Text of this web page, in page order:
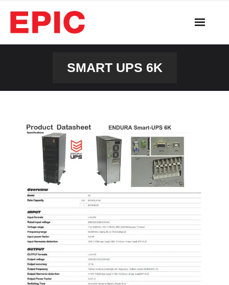
content
SMART UPS 6K